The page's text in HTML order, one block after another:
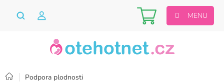
Nákupní
košík
DomůPodpora plodnosti